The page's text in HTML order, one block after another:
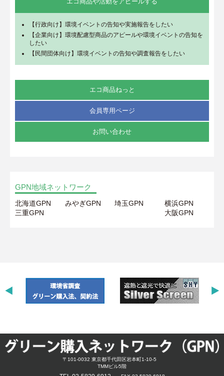
【行政向け】環境イベントの告知や実施報告をしたい
【企業向け】環境配慮型商品のアピールや環境イベントの告知を
したい
【民間団体向け】環境イベントの告知や調査報告をしたい
エコ商品ねっと
会員専用ページ
お問い合わせ
GPN地域ネットワーク
北海道GPN みやぎGPN 埼玉GPN
横浜GPN
三重GPN
大阪GPN
〒101-0032 東京都千代田区岩本町1-10-5
TMMビル5階